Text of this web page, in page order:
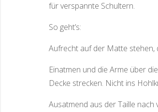
für verspannte Schultern.
So geht’s:
Aufrecht auf der Matte stehen,
Einatmen und die Arme über
Decke strecken. Nicht ins
Ausatmend aus der Taille